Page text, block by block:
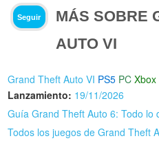
Seguir
MÁS SOBRE
AUTO VI
Grand Theft Auto VI PS5 PC Xbox
Lanzamiento: 19/11/2026
Guía Grand Theft Auto 6: Todo lo
Todos los juegos de Grand Theft